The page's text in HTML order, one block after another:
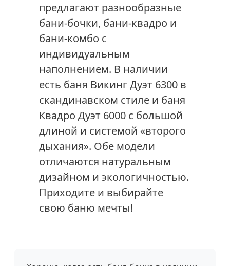
предлагают разнообразные
бани-бочки, бани-квадро и
бани-комбо с
индивидуальным
наполнением. В наличии
есть баня Викинг Дуэт 6300 в
скандинавском стиле и баня
Квадро Дуэт 6000 с большой
длиной и системой «второго
дыхания». Обе модели
отличаются натуральным
дизайном и экологичностью.
Приходите и выбирайте
свою баню мечты!